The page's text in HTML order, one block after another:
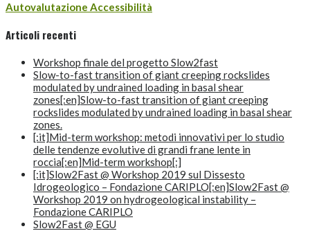
Autovalutazione Accessibilità
Articoli recenti
Workshop finale del progetto Slow2fast
Slow-to-fast transition of giant creeping rockslides
modulated by undrained loading in basal shear
zones[:en]Slow-to-fast transition of giant creeping
rockslides modulated by undrained loading in basal shear
zones.
[:it]Mid-term workshop: metodi innovativi per lo studio
delle tendenze evolutive di grandi frane lente in
roccia[:en]Mid-term workshop[:]
[:it]Slow2Fast @ Workshop 2019 sul Dissesto
Idrogeologico – Fondazione CARIPLO[:en]Slow2Fast @
Workshop 2019 on hydrogeological instability –
Fondazione CARIPLO
Slow2Fast @ EGU